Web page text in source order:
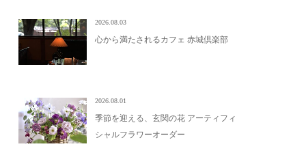
2026.08.03
心から満たされるカフェ 赤城倶楽部
2026.08.01
季節を迎える、玄関の花 アーティフィ
シャルフラワーオーダー